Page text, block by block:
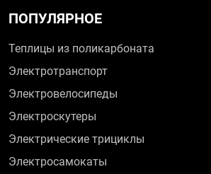
ПОПУЛЯРНОЕ
Теплицы из поликарбоната
Электротранспорт
Электровелосипеды
Электроскутеры
Электрические трициклы
Электросамокаты